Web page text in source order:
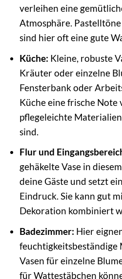
verleihen eine
Atmosphäre.
sind hier oft eine gute
Küche: Kleine, robuste
Kräuter oder einzelne
Fensterbank oder
Küche eine frische Note
pflegeleichte
sind.
Flur und
gehäkelte Vase in
deine Gäste und setzt
Eindruck. Sie kann gut
Dekoration kombiniert
Badezimmer: Hier
feuchtigkeitsbeständige
Vasen für einzelne
für Wattestäbchen